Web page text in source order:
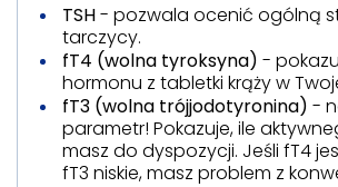
TSH- pozwala ocenić ogólną
tarczycy.
fT4 (wolna tyroksyna) -
hormonu z tabletki krąży w
fT3 (wolna trójjodotyronina) -
parametr! Pokazuje, ile
masz do dyspozycji. Jeśli fT4
fT3 niskie, masz problem z